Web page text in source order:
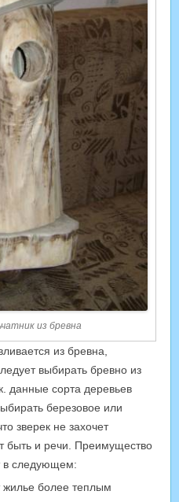
из бревна
из бревна,
выбирать бревно из
данные сорта деревьев
березовое или
зверек не захочет
быть и речи. Преимущество
в следующем:
жилье более теплым